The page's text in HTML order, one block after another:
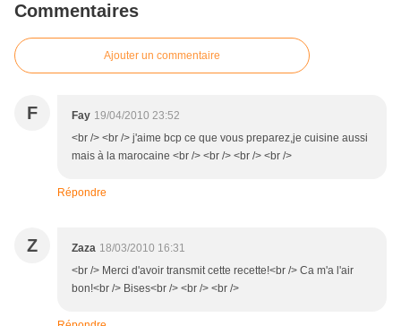
Commentaires
Ajouter un commentaire
F Fay 19/04/2010 23:52
<br /> <br /> j'aime bcp ce que vous preparez,je cuisine aussi
mais à la marocaine <br /> <br /> <br /> <br />
Répondre
Z Zaza 18/03/2010 16:31
<br /> Merci d'avoir transmit cette recette!<br /> Ca m'a l'air
bon!<br /> Bises<br /> <br /> <br />